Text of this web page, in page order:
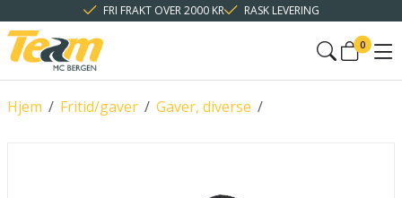
FRI FRAKT OVER 2000 KR RASK LEVERING
0
/
Hjem /
Fritid/gaver /
Gaver, diverse